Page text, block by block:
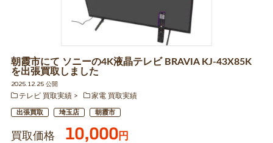
朝霞市にて ソニーの4K液晶テレビ BRAVIA KJ-43X85K
を出張買取しました
2025.12.25 公開
テレビ 買取実績
家電 買取実績
出張買取 埼玉店 朝霞市
買取価格 10,000円